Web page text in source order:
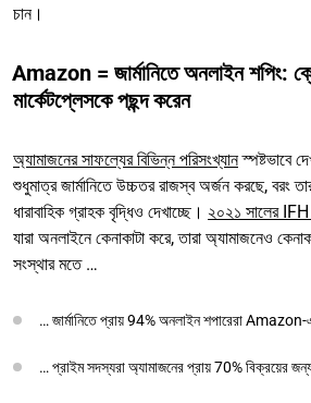
চান।
Amazon = জার্মানিতে অনলাইন শপিং:
মার্কেটপ্লেসকে পছন্দ করেন
অ্যামাজনের সাফল্যের বিভিন্ন পরিসংখ্যানস্পষ্টভাবে
শুধুমাত্র জার্মানিতে উচ্চতর রাজস্ব অর্জন করছে, বরং
ধারাবাহিক গ্রাহক বৃদ্ধিও দেখাচ্ছে। ২০২১ সালের
যারা অনলাইনে কেনাকাটা করে, তারা অ্যামাজনেও
সংস্থার মতে …
… জার্মানিতে প্রায় 94% অনলাইন শপারেরা
… প্রাইম সদস্যরা অ্যামাজনের প্রায় 70% বিক্রয়ের